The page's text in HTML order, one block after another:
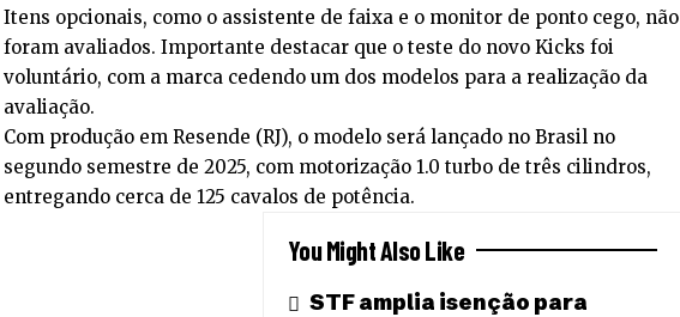
Itens opcionais, como o assistente de faixa e o monitor de ponto cego, não
foram avaliados. Importante destacar que o teste do novo Kicks foi
voluntário, com a marca cedendo um dos modelos para a realização da
avaliação.
Com produção em Resende (RJ), o modelo será lançado no Brasil no
segundo semestre de 2025, com motorização 1.0 turbo de três cilindros,
entregando cerca de 125 cavalos de potência.
You Might Also Like
STF amplia isenção para